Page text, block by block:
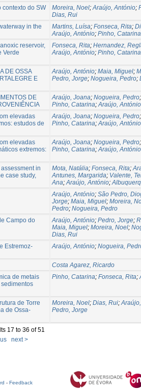
contexto do SW
Moreira, Noel;Araújo, António;
Dias, Rui
in the
Martins, Luísa; Fonseca, Rita;
Araújo, António; Pinho, Catarina
reservoir,
Verde
Fonseca, Rita; Hernandez,
Araújo, António; Pinho, Catarina
DE OSSA
E
Araújo, António; Maia, Miguel;
Pedro, Jorge; Nogueira, Pedro;
DE
Araújo, Joana; Nogueira, Pedro;
Pinho, Catarina;Araújo, António
elevadas
estudos de
Araújo, Joana; Nogueira, Pedro;
Pinho, Catarina;Araújo, António
elevadas
extremos:
Araújo, Joana; Nogueira, Pedro;
Pinho, Catarina;Araújo, António
in
case study,
Mota, Natália; Fonseca, Rita;
Antunes, Margarida; Valente,
Ana;Araújo, António;
Araújo, António; São Pedro,
Jorge; Maia, Miguel; Moreira,
Pedro; Nogueira, Pedro
Campo do
Araújo, António; Pedro, Jorge;
Maia, Miguel; Moreira, Noel;
Dias, Rui
Estremoz-
Araújo, António; Nogueira,
Costa Agarez, Ricardo
de metais
Pinho, Catarina; Fonseca, Rita;
de Torre
de Ossa-
Moreira, Noel; Dias, Rui;
Pedro, Jorge
17 to 36 of 51
next >
- Feedback